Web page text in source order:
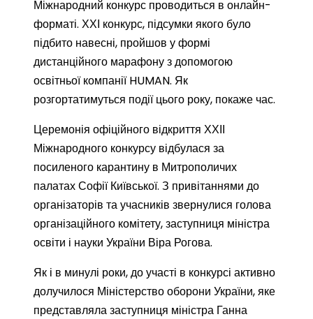
Міжнародний конкурс проводиться в онлайн-
форматі. ХХІ конкурс, підсумки якого було
підбито навесні, пройшов у формі
дистанційного марафону з допомогою
освітньої компанії HUMAN. Як
розгортатимуться події цього року, покаже час.
Церемонія офіційного відкриття ХХІІ
Міжнародного конкурсу відбулася за
посиленого карантину в Митрополичих
палатах Софії Київської. З привітаннями до
організаторів та учасників звернулися голова
організаційного комітету, заступниця міністра
освіти і науки України Віра Рогова.
Як і в минулі роки, до участі в конкурсі активно
долучилося Міністерство оборони України, яке
представляла заступниця міністра Ганна